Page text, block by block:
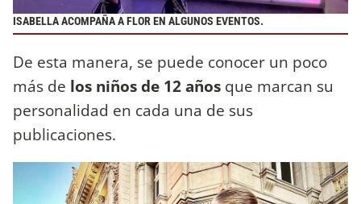
ISABELLA ACOMPAÑA A FLOR EN ALGUNOS EVENTOS.
De esta manera, se puede conocer un poco
más de los niños de 12 años que marcan su
personalidad en cada una de sus
publicaciones.